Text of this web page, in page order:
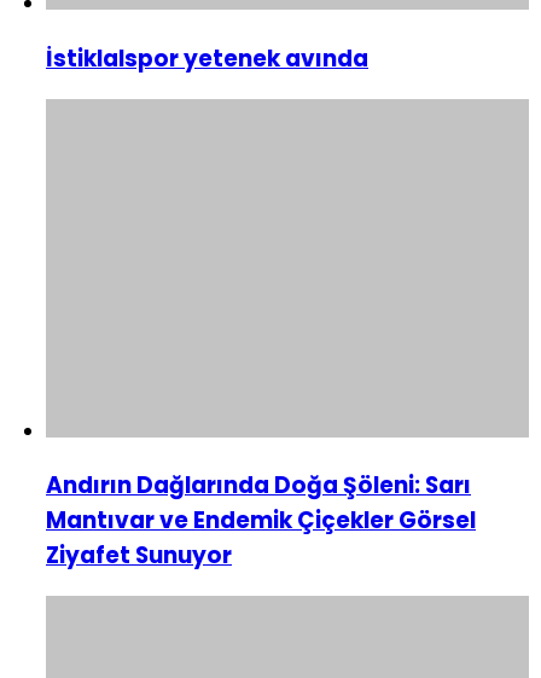
İstiklalspor yetenek avında
Andırın Dağlarında Doğa Şöleni: Sarı
Mantıvar ve Endemik Çiçekler Görsel
Ziyafet Sunuyor